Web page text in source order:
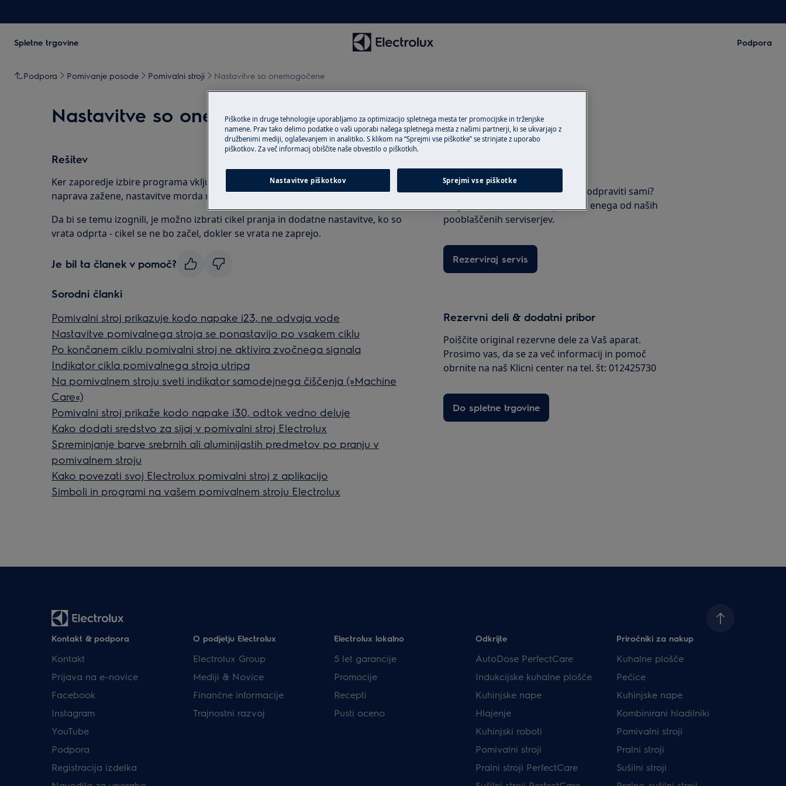
Spletne trgovine Podpora
Podpora Pomivanje posode Pomivalni stroji Nastavitve so onemogočene
Nastavitve so onemogočene
Rešitev
Ker zaporedje izbire programa vključuje izbiro cikla in nato nastavitev, po kateri se
naprava zažene, nastavitve morda niso bile izbrane pravočasno.
Da bi se temu izognili, je možno izbrati cikel pranja in dodatne nastavitve, ko so
vrata odprta - cikel se ne bo začel, dokler se vrata ne zaprejo.
Je bil ta članek v pomoč?
Sorodni članki
Pomivalni stroj prikazuje kodo napake i23, ne odvaja vode
Nastavitve pomivalnega stroja se ponastavijo po vsakem ciklu
Po končanem ciklu pomivalni stroj ne aktivira zvočnega signala
Indikator cikla pomivalnega stroja utripa
Na pomivalnem stroju sveti indikator samodejnega čiščenja (»Machine
Care«)
Pomivalni stroj prikaže kodo napake i30, odtok vedno deluje
Kako dodati sredstvo za sijaj v pomivalni stroj Electrolux
Spreminjanje barve srebrnih ali aluminijastih predmetov po pranju v
pomivalnem stroju
Kako povezati svoj Electrolux pomivalni stroj z aplikacijo
Simboli in programi na vašem pomivalnem stroju Electrolux
Naročite serviserja
Ali imate težavo, ki jo ne morete odpraviti sami?
Dogovorite se za termin prihoda enega od naših
pooblaščenih serviserjev.
Rezerviraj servis
Rezervni deli & dodatni pribor
Poiščite original rezervne dele za Vaš aparat.
Prosimo vas, da se za več informacij in pomoč
obrnite na naš Klicni center na tel. št: 012425730
Do spletne trgovine
Kontakt & podpora
Kontakt
Prijava na e-novice
Facebook
Instagram
YouTube
Podpora
Registracija izdelka
O podjetju Electrolux
Electrolux Group
Mediji & Novice
Finančne informacije
Trajnostni razvoj
Electrolux lokalno
5 let garancije
Promocije
Recepti
Pusti oceno
Odkrijte
AutoDose PerfectCare
Indukcijske kuhalne plošče
Kuhinjske nape
Hlajenje
Kuhinjski roboti
Pomivalni stroji
Pralni stroji PerfectCare
Priročniki za nakup
Kuhalne plošče
Pečice
Kuhinjske nape
Kombinirani hladilniki
Pomivalni stroji
Pralni stroji
Sušilni stroji
Piškotke in druge tehnologije uporabljamo za optimizacijo spletnega mesta ter promocijske in trženjske
namene. Prav tako delimo podatke o vaši uporabi našega spletnega mesta z našimi partnerji, ki se ukvarjajo z
družbenimi mediji, oglaševanjem in analitiko. S klikom na “Sprejmi vse piškotke” se strinjate z uporabo
piškotkov. Za več informacij obiščite naše obvestilo o piškotkih.
Nastavitve piškotkov Sprejmi vse piškotke